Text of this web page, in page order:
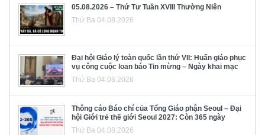
05.08.2026 – Thứ Tư Tuần XVIII Thường Niên
Thứ Ba 04.08.2026
Đại hội Giáo lý toàn quốc lần thứ VII: Huấn giáo phục
vụ công cuộc loan báo Tin mừng – Ngày khai mạc
Thứ Ba 04.08.2026
Thông cáo Báo chí của Tổng Giáo phận Seoul – Đại
hội Giới trẻ thế giới Seoul 2027: Còn 365 ngày
Thứ Ba 04.08.2026